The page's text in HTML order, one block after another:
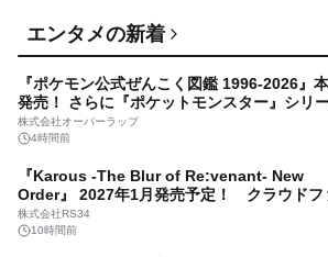
アルミニウム・ジルコニウム合金スパッタリ
グターゲットの世界市場（2026年～2032年
ートを発表
10時間前
『Karous -The Blur of Re:venant- New
Order』 2027年1月発売予定！ クラウドフ
10時間前
【名城大学・M-CAP】2026JALホスピタリテ
講座が最終回を迎えました
エンタメの新着
『ポケモン公式ぜんこく図鑑 1996-2026』
発売！ さらに『ポケットモンスター』シリ
30周年を記念した画集『ポケットモンスター
ジュアルアートブック』の発売決定！ 2026
株式会社オーバーラップ
4時間前
『Karous -The Blur of Re:venant- New
Order』 2027年1月発売予定！ クラウドフ
ディングを8月8日より開始
株式会社RS34
10時間前